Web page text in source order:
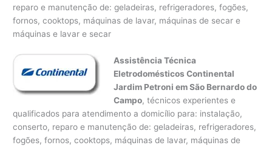
reparo e manutenção de: geladeiras, refrigeradores, fogões,
fornos, cooktops, máquinas de lavar, máquinas de secar e
máquinas e lavar e secar
Assistência Técnica
Eletrodomésticos Continental
Jardim Petroni em São Bernardo do
Campo, técnicos experientes e
qualificados para atendimento a domicílio para: instalação,
conserto, reparo e manutenção de: geladeiras, refrigeradores,
fogões, fornos, cooktops, máquinas de lavar, máquinas de